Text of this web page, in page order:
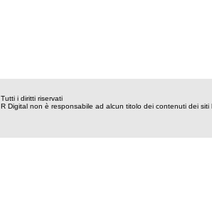
Tutti i diritti riservati
R Digital non è responsabile ad alcun titolo dei contenuti dei siti